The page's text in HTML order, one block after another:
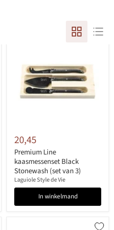
20,45
Premium Line
kaasmessenset Black
Stonewash (set van 3)
Laguiole Style de Vie
In winkelmand